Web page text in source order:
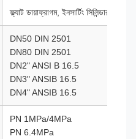
ফ্ল্যাট ডায়াফ্রাগম, ইনসার্টিং সিলিন্ডার
DN50 DIN 2501
DN80 DIN 2501
DN2" ANSI B 16.5
DN3" ANSIB 16.5
DN4" ANSIB 16.5
PN 1MPa/4MPa
PN 6.4MPa